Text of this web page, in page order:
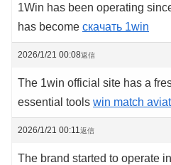
1Win has been operating
has become скачать 1win
2026/1/21 00:08返信
The 1win official site has a
essential tools win match
2026/1/21 00:11返信
The brand started to operate